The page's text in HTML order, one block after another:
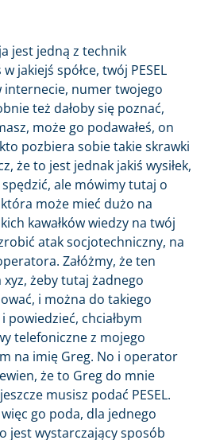
jest jedną z technik
jakiejś spółce, twój PESEL
internecie, numer twojego
też dałoby się poznać,
może go podawałeś, on
pozbiera sobie takie skrawki
że to jest jednak jakiś wysiłek,
ale mówimy tutaj o
może mieć dużo na
kawałków wiedzy na twój
atak socjotechniczny, na
Załóżmy, że ten
żeby tutaj żadnego
i można do takiego
chciałbym
telefoniczne z mojego
na imię Greg. No i operator
że to Greg do mnie
musisz podać PESEL.
więc go poda, dla jednego
jest wystarczający sposób